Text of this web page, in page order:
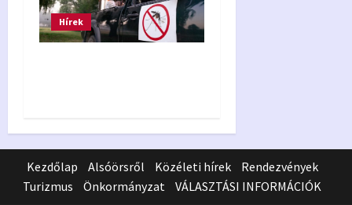
Hírek
Kezdőlap Alsóörsről Közéleti hírek
Rendezvények
Turizmus
Önkormányzat VÁLASZTÁSI INFORMÁCIÓK